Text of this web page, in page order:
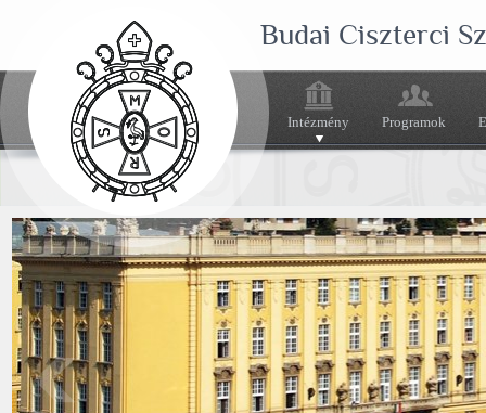
Budai Ciszterci
Intézmény Programok